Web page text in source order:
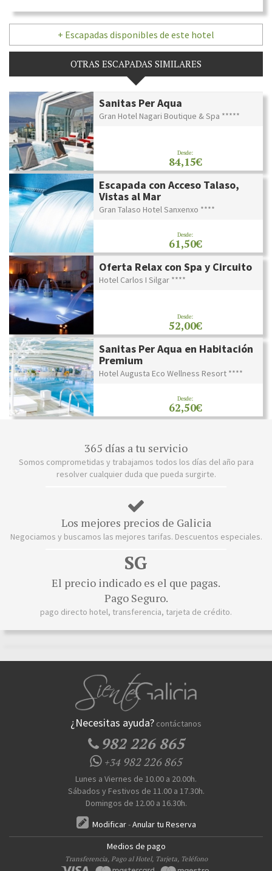
+ Escapadas disponibles de este hotel
OTRAS ESCAPADAS SIMILARES
Sanitas Per Aqua
Gran Hotel Nagari Boutique & Spa *****
Desde:
84,15€
Escapada con Acceso Talaso,
Vistas al Mar
Gran Talaso Hotel Sanxenxo ****
Desde:
61,50€
Oferta Relax con Spa y Circuito
Hotel Carlos I Silgar ****
Desde:
52,00€
Sanitas Per Aqua en Habitación
Premium
Hotel Augusta Eco Wellness Resort ****
Desde:
62,50€
365 días a tu servicio
Somos comprometidas y trabajamos todos los días del año para
resolver cualquier duda que pueda surgirte.
Los mejores precios de Galicia
Negociamos y buscamos las mejores tarifas. Descuentos especiales.
SG
El precio indicado es el que pagas.
Pago Seguro.
pago directo hotel, transferencia, tarjeta de crédito.
¿Necesitas ayuda? contáctanos
982 226 865
+34982 226 865
Lunes a Viernes de 10.00 a 20.00h.
Sábados y Festivos de 11.00 a 17.30h.
Domingos de 12.00 a 16.30h.
Modificar-Anular tu Reserva
Medios de pago
Transferencia, Pago al Hotel, Tarjeta, Teléfono